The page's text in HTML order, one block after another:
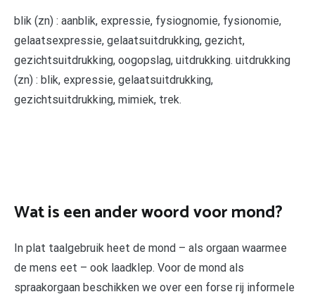
blik (zn) : aanblik, expressie, fysiognomie, fysionomie,
gelaatsexpressie, gelaatsuitdrukking, gezicht,
gezichtsuitdrukking, oogopslag, uitdrukking. uitdrukking
(zn) : blik, expressie, gelaatsuitdrukking,
gezichtsuitdrukking, mimiek, trek.
Wat is een ander woord voor mond?
In plat taalgebruik heet de mond – als orgaan waarmee
de mens eet – ook laadklep. Voor de mond als
spraakorgaan beschikken we over een forse rij informele